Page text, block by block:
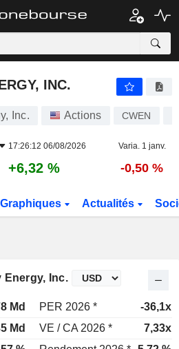
INC.
INC.
Inc. Actions CWEN
17:26:12 06/08/2026 Varia. 1 janv.
+6,32 % -0,50 %
Graphiques Actualités
Energy, Inc.
Md PER 2026 *
-36,1x
Md VE / CA 2026 *
7,33x